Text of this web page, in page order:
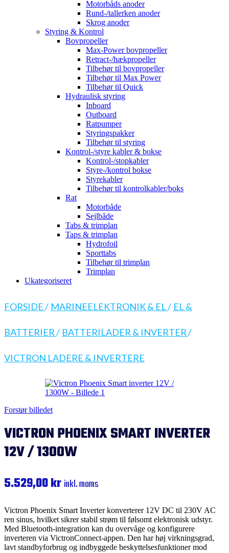
Motorbåds anoder
Rund-/tallerken anoder
Skrog anoder
Styring & Kontrol
Bovpropeller
Max-Power bovpropeller
Retract-/hækpropeller
Tilbehør til bovpropeller
Tilbehør til Max Power
Tilbehør til Quick
Hydraulisk styring
Inboard
Outboard
Ratpumper
Styringspakker
Tilbehør til styring
Kontrol-/styre kabler & bokse
Kontrol-/stopkabler
Styre-/kontrol bokse
Styrekabler
Tilbehør til kontrolkabler/boks
Rat
Motorbåde
Sejlbåde
Tabs & trimplan
Taps & trimplan
Hydrofoil
Sporttabs
Tilbehør til trimplan
Trimplan
Ukategoriseret
FORSIDE/ MARINEELEKTRONIK & EL/ EL &
BATTERIER/ BATTERILADER & INVERTER/
VICTRON LADERE & INVERTERE
Forstør billedet
VICTRON PHOENIX SMART INVERTER
12V / 1300W
5.529,00kr inkl. moms
Victron Phoenix Smart Inverter konverterer 12V DC til 230V AC
ren sinus, hvilket sikrer stabil strøm til følsomt elektronisk udstyr.
Med Bluetooth-integration kan du overvåge og konfigurere
inverteren via VictronConnect-appen. Den har høj virkningsgrad,
lavt standbyforbrug og indbyggede beskyttelsesfunktioner mod